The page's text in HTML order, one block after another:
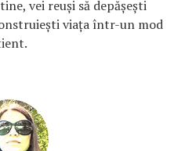
vei reuși să depășești
viața într-un mod